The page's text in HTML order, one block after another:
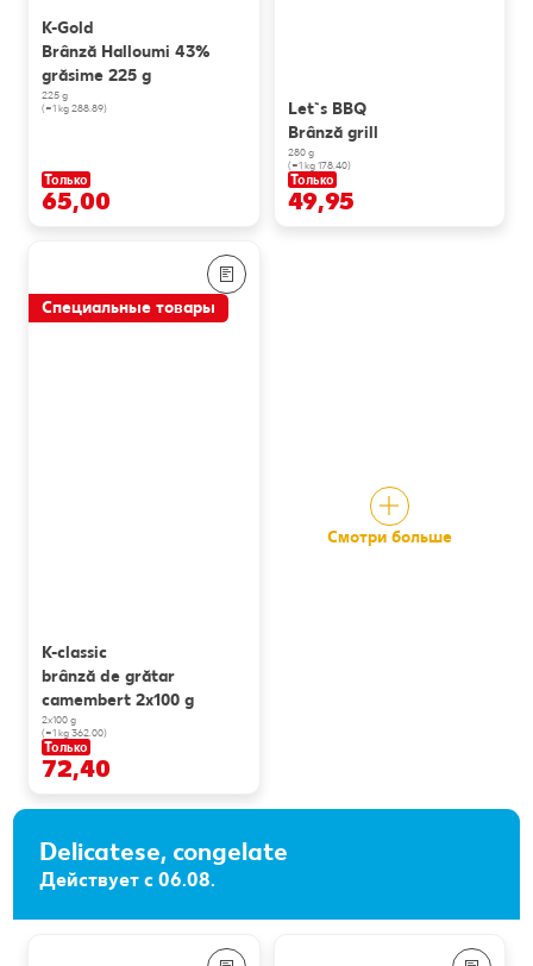
K-Gold
Brânză Halloumi 43%
grăsime 225 g
225 g
(=1 kg 288.89)
Только
65,00
Let`s BBQ
Brânză grill
280 g
(=1 kg 178.40)
Только
49,95
Специальные товары
K-classic
brânză de grătar
camembert 2x100 g
2x100 g
(=1 kg 362.00)
Только
72,40
Смотри больше
Delicatese, congelate
Действует с 06.08.